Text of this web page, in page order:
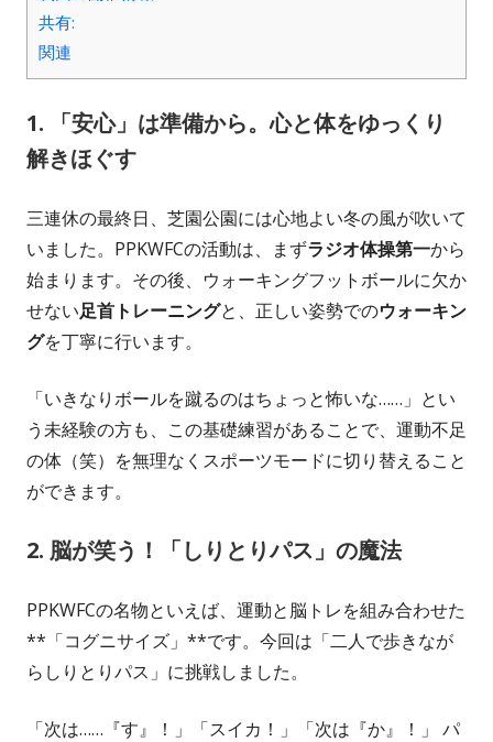
共有:
関連
1. 「安心」は準備から。心と体をゆっくり
解きほぐす
三連休の最終日、芝園公園には心地よい冬の風が吹いて
いました。PPKWFCの活動は、まずラジオ体操第一から
始まります。その後、ウォーキングフットボールに欠か
せない足首トレーニングと、正しい姿勢でのウォーキン
グを丁寧に行います。
「いきなりボールを蹴るのはちょっと怖いな……」とい
う未経験の方も、この基礎練習があることで、運動不足
の体（笑）を無理なくスポーツモードに切り替えること
ができます。
2. 脳が笑う！「しりとりパス」の魔法
PPKWFCの名物といえば、運動と脳トレを組み合わせた
**「コグニサイズ」**です。今回は「二人で歩きなが
らしりとりパス」に挑戦しました。
「次は……『す』！」「スイカ！」「次は『か』！」 パ